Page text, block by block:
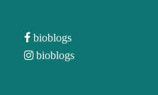
bioblogs
bioblogs